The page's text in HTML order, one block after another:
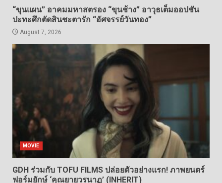
“ขุนแผน” อาคมมหาสตรอง “ขุนช้าง” อาวุธเต็มออปชัน
ปะทะศึกตัดสินชะตารัก “อัศจรรย์วันทอง”
August 7, 2026
MOVIE
GDH ร่วมกับ TOFU FILMS ปล่อยตัวอย่างแรก! ภาพยนตร์
ฟอร์มยักษ์ ‘คุณยายวรนาฏ’ (INHERIT)